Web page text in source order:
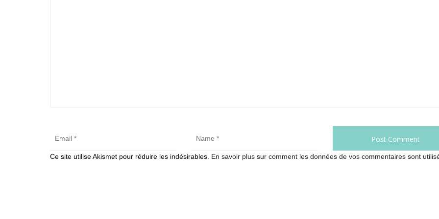
Ce site utilise Akismet pour réduire les indésirables. En savoir plus sur comment les données de vos commentaires sont